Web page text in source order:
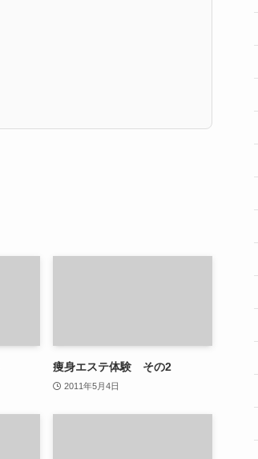
痩身エステ体験 その2
2011年5月4日